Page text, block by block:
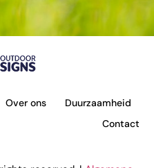
Over ons
Duurzaamheid
Contact